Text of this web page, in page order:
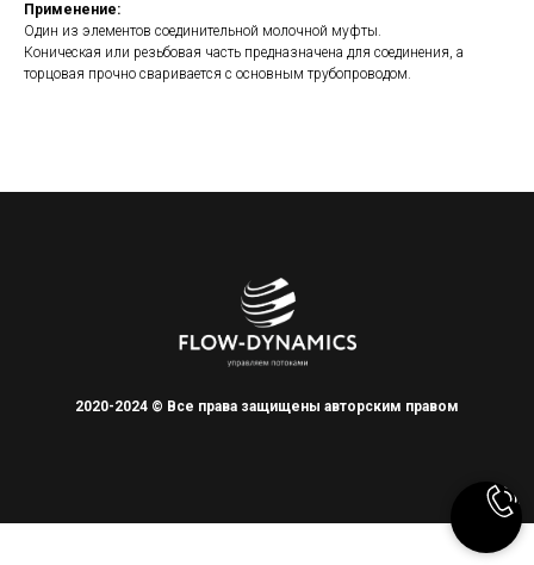
Применение:
Один из элементов соединительной молочной муфты.
Коническая или резьбовая часть предназначена для соединения, а
торцовая прочно сваривается с основным трубопроводом.
2020-2024 © Все права защищены авторским правом